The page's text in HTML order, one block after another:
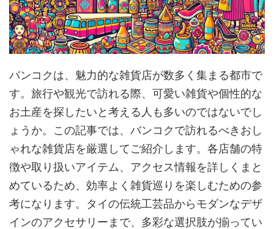
バンコクは、魅力的な雑貨店が数多く集まる都市で
す。旅行や観光で訪れる際、可愛い雑貨や個性的な
お土産を探したいと考える人も多いのではないでし
ょうか。この記事では、バンコクで訪れるべきおし
ゃれな雑貨店を厳選してご紹介します。各店舗の特
徴や取り扱いアイテム、アクセス情報を詳しくまと
めているため、効率よく雑貨巡りを楽しむための参
考になります。タイの伝統工芸品からモダンなデザ
インのアクセサリーまで、多彩な選択肢が揃ってい